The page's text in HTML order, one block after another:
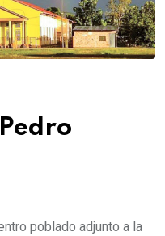
poblado adjunto a la